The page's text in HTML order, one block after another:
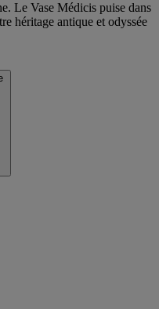
Le Vase Médicis puise dans
héritage antique et odyssée